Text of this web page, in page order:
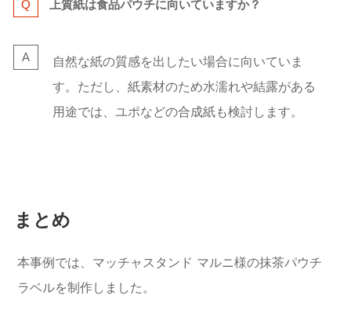
上質紙は食品パウチに向いていますか？
自然な紙の質感を出したい場合に向いていま
す。ただし、紙素材のため水濡れや結露がある
用途では、ユポなどの合成紙も検討します。
まとめ
本事例では、マッチャスタンド マルニ様の抹茶パウチ
ラベルを制作しました。